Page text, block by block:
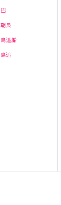
巴
朝長
鳥追船
鳥追